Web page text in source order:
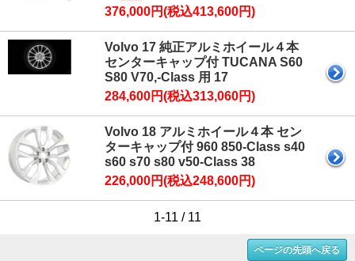
376,000円(税込413,600円)
Volvo 17 純正アルミホイール４本
センターキャップ付 TUCANA S60
S80 V70,-Class 用 17
284,600円(税込313,060円)
Volvo 18 アルミホイール４本 セン
ターキャップ付 960 850-Class s40
s60 s70 s80 v50-Class 38
226,000円(税込248,600円)
1-11 / 11
ページの先頭へ戻る